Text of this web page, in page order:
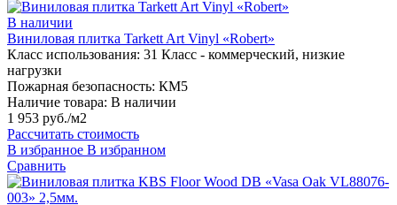
В наличии
Виниловая плитка Tarkett Art Vinyl «Robert»
Класс использования: 31 Класс - коммерческий, низкие
нагрузки
Пожарная безопасность: КМ5
Наличие товара: В наличии
1 953 руб./м2
Рассчитать стоимость
В избранное В избранном
Сравнить